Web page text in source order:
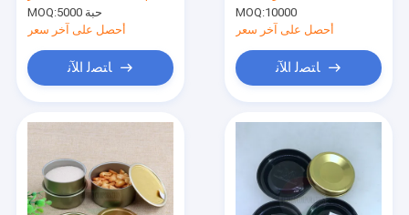
حول بنا
MOQ:
5000 حبة
أحصل على آخر سعر
ﺎﺘﺼﻟ ﺍﻶﻧ
MOQ:10000
أحصل على آخر سعر
ﺎﺘﺼﻟ ﺍﻶﻧ